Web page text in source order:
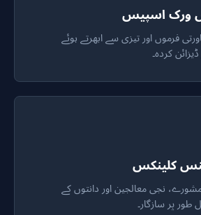
اسپیس
فرموں اور تیزی سے ابھرتے ہوئے
کردہ۔
کلینکس
نجی معالجین اور دانتوں کے
پر سازگار۔